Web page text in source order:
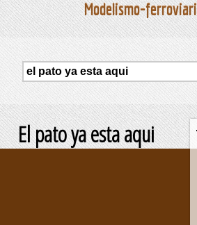
Modelismo-
El pato ya esta aqui